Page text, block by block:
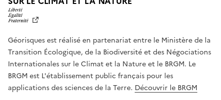
T
É
,
É
G
A
L
Géorisques est réalisé en partenariat entre le Ministère de la
Transition Écologique, de la Biodiversité et des Négociations
Internationales sur le Climat et la Nature et le BRGM. Le
BRGM est L'établissement public français pour les
applications des sciences de la Terre. Découvrir le BRGM